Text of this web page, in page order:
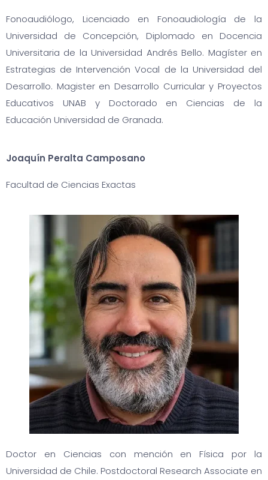
Fonoaudiólogo, Licenciado en Fonoaudiología de la
Universidad de Concepción, Diplomado en Docencia
Universitaria de la Universidad Andrés Bello. Magíster en
Estrategias de Intervención Vocal de la Universidad del
Desarrollo. Magister en Desarrollo Curricular y Proyectos
Educativos UNAB y Doctorado en Ciencias de la
Educación Universidad de Granada.
Joaquín Peralta Camposano
Facultad de Ciencias Exactas
Doctor en Ciencias con mención en Física por la
Universidad de Chile. Postdoctoral Research Associate en